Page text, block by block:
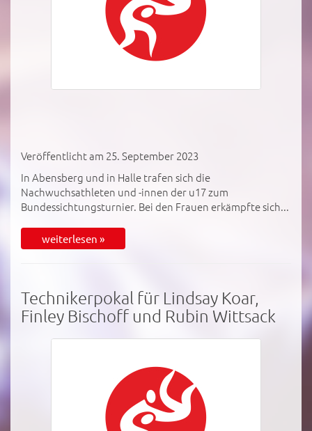
Veröffentlicht am 25. September 2023
In Abensberg und in Halle trafen sich die
Nachwuchsathleten und -innen der u17 zum
Bundessichtungsturnier. Bei den Frauen erkämpfte sich...
weiterlesen »
Technikerpokal für Lindsay Koar,
Finley Bischoff und Rubin Wittsack